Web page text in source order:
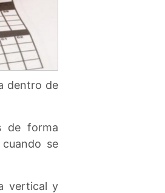
dentro de
de forma
se
vertical y